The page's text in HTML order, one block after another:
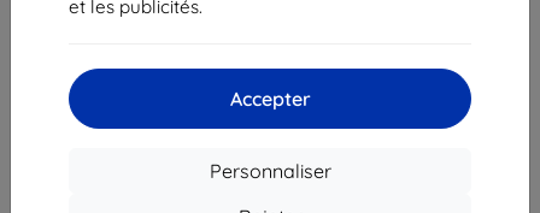
et les publicités.
Accepter
Personnaliser
du total